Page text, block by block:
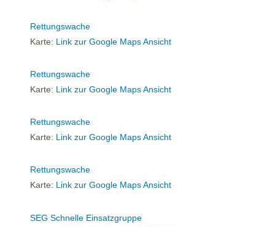
Rettungswache
Karte: Link zur Google Maps Ansicht
Rettungswache
Karte: Link zur Google Maps Ansicht
Rettungswache
Karte: Link zur Google Maps Ansicht
Rettungswache
Karte: Link zur Google Maps Ansicht
SEG Schnelle Einsatzgruppe